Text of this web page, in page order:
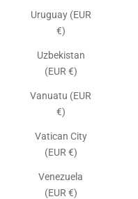
Uruguay (EUR
€)
Uzbekistan
(EUR €)
Vanuatu (EUR
€)
Vatican City
(EUR €)
Venezuela
(EUR €)